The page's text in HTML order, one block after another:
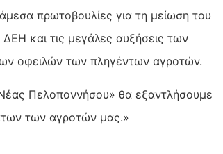
πρωτοβουλίες για τη μείωση του
και τις μεγάλες αυξήσεις των
οφειλών των πληγέντων αγροτών.
Πελοποννήσου» θα εξαντλήσουμε
των αγροτών μας.»